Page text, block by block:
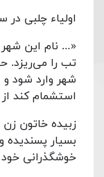
اولیاء چلبی
«… نام این شهر
تب را می‌ریزد.
شهر وارد شود
استشمام کند
زبیده خاتون
بسیار پسندیده
خوشگذرانی